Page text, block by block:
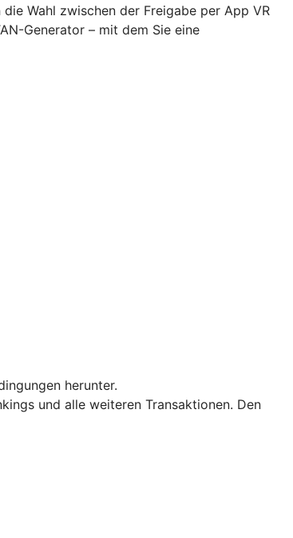
Wahl zwischen der Freigabe per App VR
Generator – mit dem Sie eine
herunter.
und alle weiteren Transaktionen. Den